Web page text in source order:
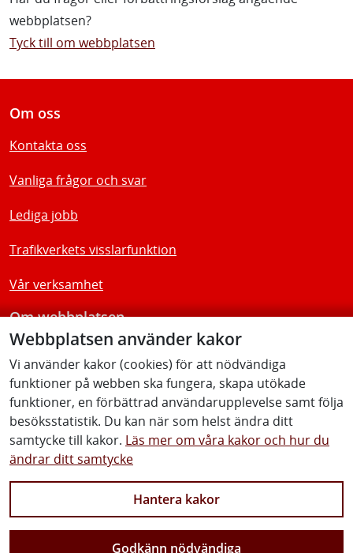
Webbplatsen använder kakor
Vi använder kakor (cookies) för att nödvändiga
funktioner på webben ska fungera, skapa utökade
funktioner, en förbättrad användarupplevelse samt följa
besöksstatistik. Du kan när som helst ändra ditt
samtycke till kakor. Läs mer om våra kakor och hur du
ändrar ditt samtycke
Hantera kakor
Godkänn nödvändiga
webbplatsen?
Tyck till om webbplatsen
Om oss
Kontakta oss
Vanliga frågor och svar
Lediga jobb
Trafikverkets visslarfunktion
Vår verksamhet
Om webbplatsen
Tillgänglighetsredogörelse
Följ oss
Facebook Youtube